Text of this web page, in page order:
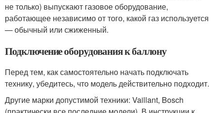
не только) выпускают газовое оборудование,
работающее независимо от того, какой газ используется
— обычный или сжиженный.
Подключение оборудования к баллону
Перед тем, как самостоятельно начать подключать
технику, убедитесь, что модель действительно подходит.
Другие марки допустимой техники: Vaillant, Bosch